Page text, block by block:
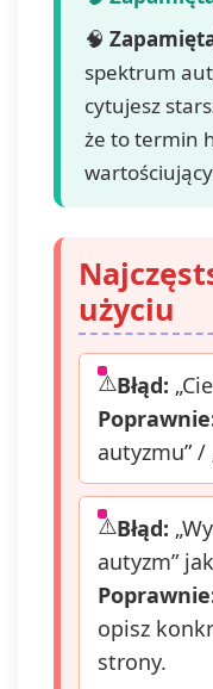
🧠
spektrum
cytujesz
że to termin
użyciu
Błąd:
autyzmu” /
Błąd:
autyzm”
opisz
strony.